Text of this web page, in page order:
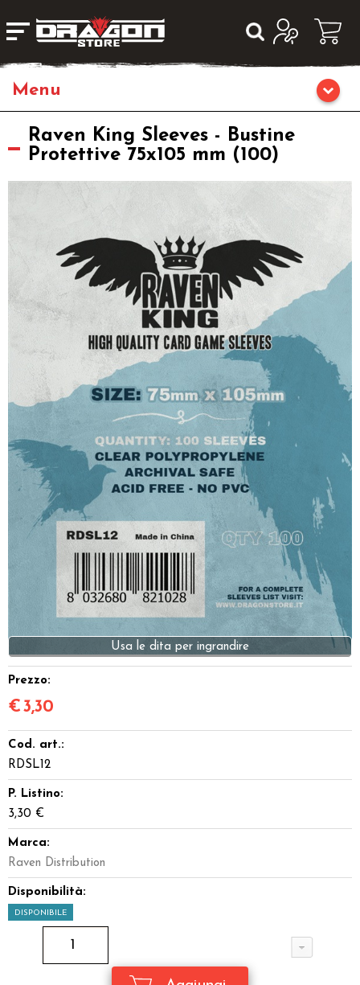
Giochi da Tavolo
Editoria
Giochi di Carte Collezionabili
Dadi
Giocattoli e Gadget
Offerte del Dragone
Raven King Sleeves - Bustine
Protettive 75x105 mm (100)
Prezzo:
€3,30
Cod. art.:
RDSL12
P. Listino:
3,30 €
Marca:
Raven Distribution
Disponibilità:
DISPONIBILE